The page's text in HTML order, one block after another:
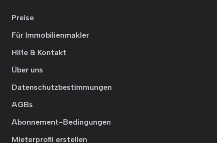
Preise
Für Immobilienmakler
Hilfe & Kontakt
Über uns
Datenschutzbestimmungen
AGBs
Abonnement-Bedingungen
Mieterprofil erstellen